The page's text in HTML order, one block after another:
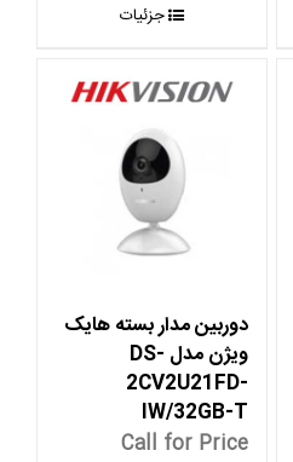
جزئیات
دوربین مدار بسته هایک
ویژن مدل DS-
2CV2U21FD-
IW/32GB-T
Call for Price